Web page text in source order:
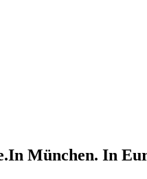
In München. In